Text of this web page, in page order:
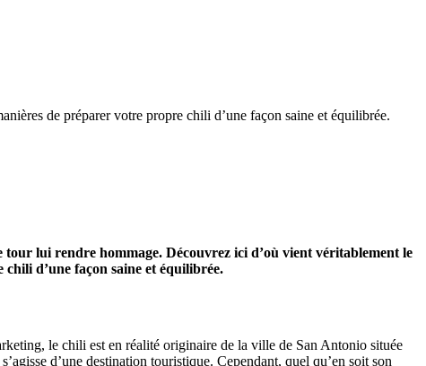
de préparer votre propre chili d’une façon saine et équilibrée.
tour lui rendre hommage. Découvrez ici d’où vient véritablement le
d’une façon saine et équilibrée.
le chili est en réalité originaire de la ville de San Antonio située
d’une destination touristique. Cependant, quel qu’en soit son